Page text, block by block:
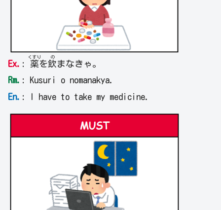
Ex. : 薬
くすり
を飲
の
まなきゃ。
Rm. : Kusuri o nomanakya.
En. : I have to take my medicine.